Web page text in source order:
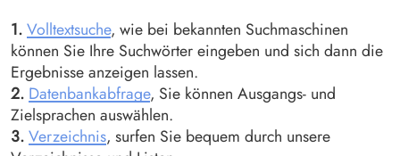
1.Volltextsuche, wie bei bekannten Suchmaschinen
können Sie Ihre Suchwörter eingeben und sich dann die
Ergebnisse anzeigen lassen.
2. Datenbankabfrage, Sie können Ausgangs- und
Zielsprachen auswählen.
3.Verzeichnis, surfen Sie bequem durch unsere